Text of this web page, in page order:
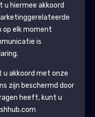
u hiermee akkoord
elk moment
is
u akkoord met onze
zijn beschermd door
heeft, kunt u